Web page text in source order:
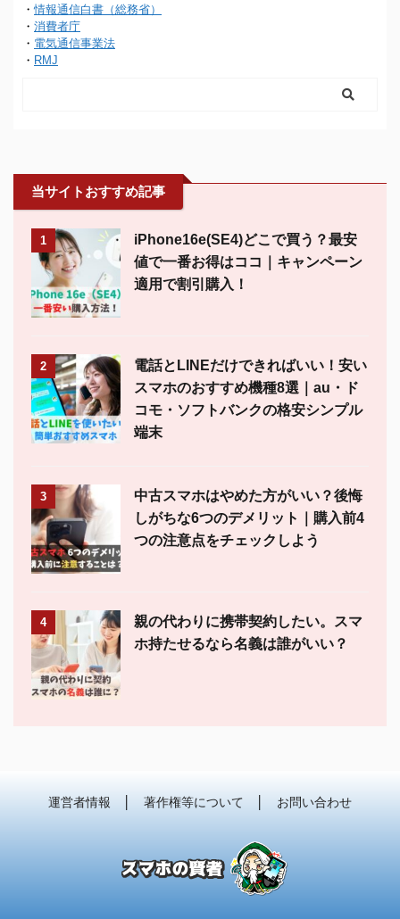
・情報通信白書（総務省）
・ 消費者庁
・ 電気通信事業法
・ RMJ
当サイトおすすめ記事
1
iPhone16e(SE4)どこで買う？最安
値で一番お得はココ｜キャンペーン
適用で割引購入！
2
電話とLINEだけできればいい！安い
スマホのおすすめ機種8選｜au・ド
コモ・ソフトバンクの格安シンプル
端末
3
中古スマホはやめた方がいい？後悔
しがちな6つのデメリット｜購入前4
つの注意点をチェックしよう
4
親の代わりに携帯契約したい。スマ
ホ持たせるなら名義は誰がいい？
運営者情報 著作権等について お問い合わせ